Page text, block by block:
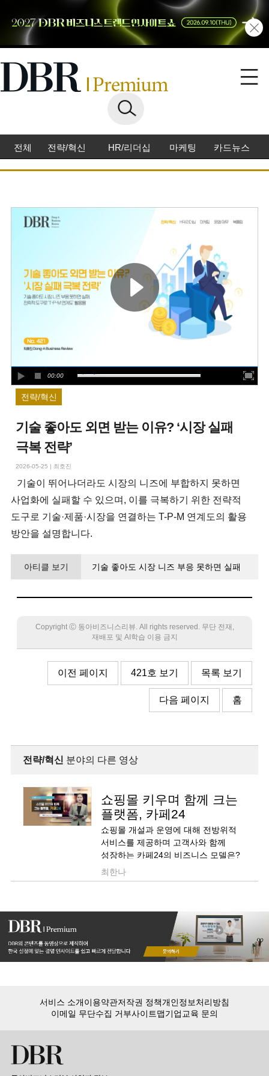
전체 전략/혁신 HR/리더십 마케팅 카드뉴스
00:00
전략/혁신
기술 좋아도 외면 받는 이유? ‘시장 실패
극복 전략’
2026-05-25 | 최호진
기술이 뛰어나더라도 시장의 니즈에 부합하지 못하면
사업화에 실패할 수 있으며, 이를 극복하기 위한 전략적
도구로 기술·제품·시장을 연결하는 T-P-M 연계도의 활용
방안을 설명합니다.
아티클 보기
기술 좋아도 시장 니즈 부응 못하면 실패
Copyright Ⓒ 동아비즈니스리뷰. All rights reserved. 무단 전재,
재배포 및 AI학습 이용 금지
이전 페이지 421호 보기 목록 보기
다음 페이지 홈
전략/혁신 분야의 다른 영상
쇼핑몰 키우며 함께 크는
플랫폼, 카페24
쇼핑몰 개설과 운영에 대해 전방위적
서비스를 제공하며 고객사와 함께
성장하는 카페24의 비즈니스 모델은?
최한나
서비스 소개이용약관저작권 정책개인정보처리방침
이메일 무단수집 거부사이트맵기업교육 문의